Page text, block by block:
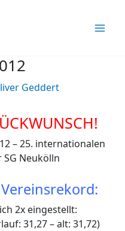
Geddert
– 25. internationalen
Neukölln
2x eingestellt:
31,27 – alt: 31,72)